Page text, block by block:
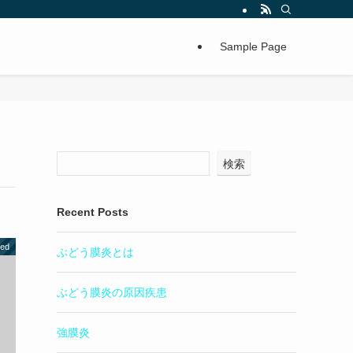
Sample Page
検索
Recent Posts
ぶどう膜炎とは
ぶどう膜炎の原因疾患
強膜炎